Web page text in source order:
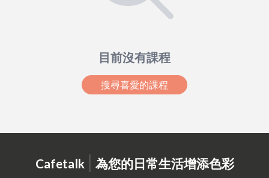
目前沒有課程
搜尋喜愛的課程
Cafetalk | 為您的日常生活增添色彩